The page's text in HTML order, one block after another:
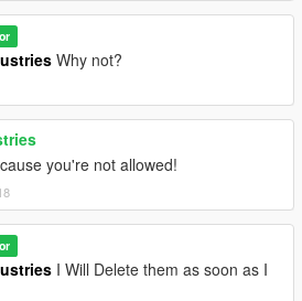
Why not?
you're not allowed!
I Will Delete them as soon as I